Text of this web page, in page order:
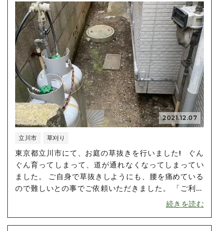
2021.12.07
立川市 草刈り
東京都立川市にて、お庭の草抜きを行いました! ぐん
ぐん育ってしまって、道が通れなくなってしまってい
ました。 ご自身で草抜きしようにも、腰を痛めている
ので難しいとの事でご依頼いただきました。 「ご利用
の流れ」については、こちらのページです。 草には根
ので、しっかり見分けなければ、またすぐに生えてき
続きを読む